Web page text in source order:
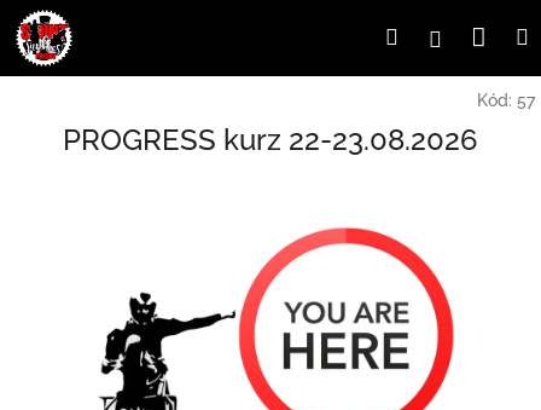
Prejsť
na
obsah
Hľadať
Kód: 57
PROGRESS kurz 22-23.08.2026